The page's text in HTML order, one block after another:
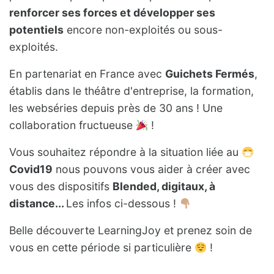
renforcer ses forces et développer ses
potentiels encore non-exploités ou sous-
exploités.
En partenariat en France avec Guichets Fermés,
établis dans le théâtre d'entreprise, la formation,
les webséries depuis près de 30 ans ! Une
collaboration fructueuse
!
Vous souhaitez répondre à la situation liée au
Covid19 nous pouvons vous aider à créer avec
vous des dispositifs Blended, digitaux, à
distance... Les infos ci-dessous !
Belle découverte LearningJoy et prenez soin de
vous en cette période si particulière
!